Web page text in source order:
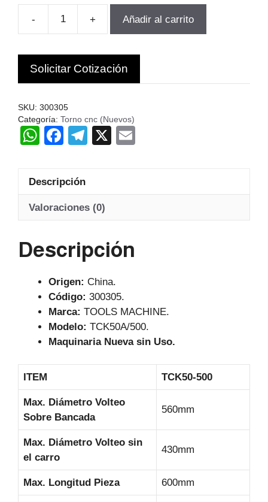
-
TORNO
BANCADA
INCLINADA
TCK50A-
FANUC
T12-.
cantidad
+ Añadir al carrito
Solicitar Cotización
SKU: 300305
Categoría: Torno cnc (Nuevos)
W
s
A
p
F
c
e
b
o
T
gr
a
X
Descripción
Valoraciones (0)
Descripción
Origen: China.
Código: 300305.
Marca: TOOLS MACHINE.
Modelo: TCK50A/500.
Maquinaria Nueva sin Uso.
ITEM TCK50-500
Max. Diámetro Volteo
Sobre Bancada
560mm
Max. Diámetro Volteo sin
el carro
430mm
Max. Longitud Pieza 600mm